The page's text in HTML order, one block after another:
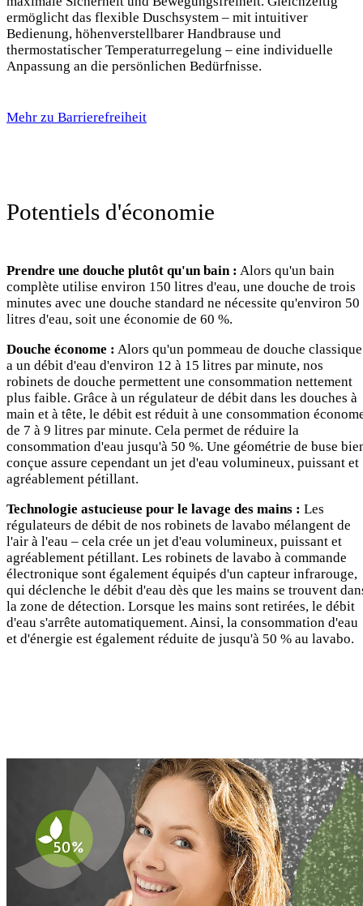
ermöglicht das flexible Duschsystem – mit intuitiver
Bedienung, höhenverstellbarer Handbrause und
thermostatischer Temperaturregelung – eine individuelle
Anpassung an die persönlichen Bedürfnisse.
Mehr zu Barrierefreiheit
Potentiels d'économie
Prendre une douche plutôt qu'un bain : Alors qu'un bain
complète utilise environ 150 litres d'eau, une douche de trois
minutes avec une douche standard ne nécessite qu'environ 50
litres d'eau, soit une économie de 60 %.
Douche économe : Alors qu'un pommeau de douche classique
a un débit d'eau d'environ 12 à 15 litres par minute, nos
robinets de douche permettent une consommation nettement
plus faible. Grâce à un régulateur de débit dans les douches à
main et à tête, le débit est réduit à une consommation
de 7 à 9 litres par minute. Cela permet de réduire la
consommation d'eau jusqu'à 50 %. Une géométrie de buse
conçue assure cependant un jet d'eau volumineux, puissant et
agréablement pétillant.
Technologie astucieuse pour le lavage des mains : Les
régulateurs de débit de nos robinets de lavabo mélangent de
l'air à l'eau – cela crée un jet d'eau volumineux, puissant et
agréablement pétillant. Les robinets de lavabo à commande
électronique sont également équipés d'un capteur infrarouge,
qui déclenche le débit d'eau dès que les mains se trouvent
la zone de détection. Lorsque les mains sont retirées, le débit
d'eau s'arrête automatiquement. Ainsi, la consommation d'eau
et d'énergie est également réduite de jusqu'à 50 % au lavabo.